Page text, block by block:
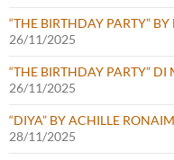
“THE BIRTHDAY PARTY”
26/11/2025
“THE BIRTHDAY PARTY”
26/11/2025
“DIYA” BY ACHILLE
28/11/2025